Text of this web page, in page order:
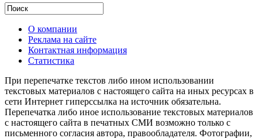
О компании
Реклама на сайте
Контактная информация
Статистика
При перепечатке текстов либо ином использовании
текстовых материалов с настоящего сайта на иных ресурсах в
сети Интернет гиперссылка на источник обязательна.
Перепечатка либо иное использование текстовых материалов
с настоящего сайта в печатных СМИ возможно только с
письменного согласия автора, правообладателя. Фотографии,